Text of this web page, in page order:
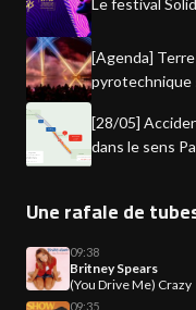
[Agenda]
pyrotechnique
[28/05]
dans le sens
Une rafale de
09:38
Britney Spears
(You Drive Me) Crazy
09:35